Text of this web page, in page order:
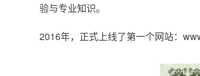
验与专业知识。
2016年，正式上线了第一个网站：